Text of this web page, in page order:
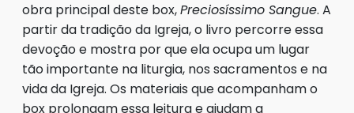
obra principal deste box,Preciosíssimo Sangue. A
partir da tradição da Igreja, o livro percorre essa
devoção e mostra por que ela ocupa um lugar
tão importante na liturgia, nos sacramentos e na
vida da Igreja. Os materiais que acompanham o
box prolongam essa leitura e ajudam a